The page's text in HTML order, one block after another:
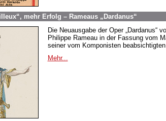
mehr Erfolg – Rameaus „Dardanus“
Die Neuausgabe der Oper „Dardanus“
Philippe Rameau in der Fassung vom
seiner vom Komponisten
Mehr...